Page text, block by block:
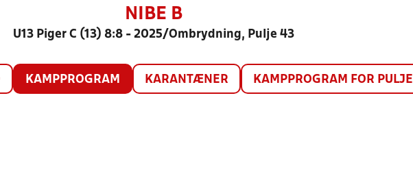
NIBE B
U13 Piger C (13) 8:8 - 2025/Ombrydning, Pulje 43
KAMPPROGRAM KARANTÆNER KAMPPROGRAM FOR PULJE